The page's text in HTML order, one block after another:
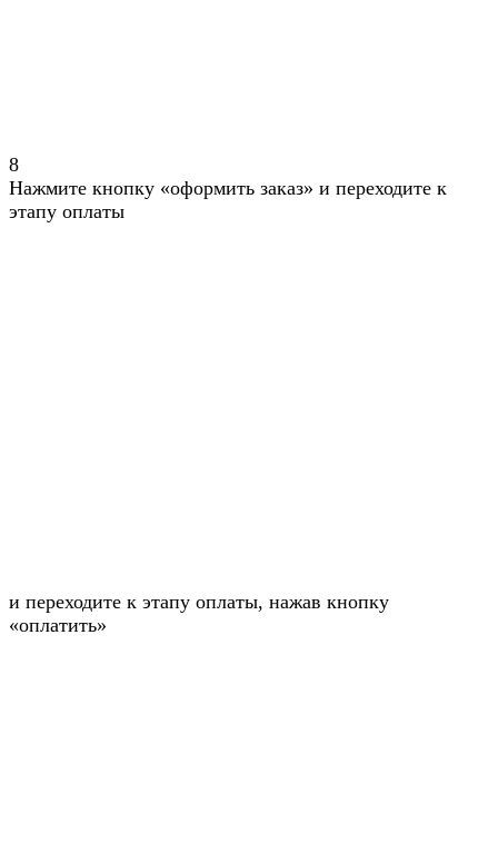
8
Нажмите кнопку «оформить заказ» и переходите к
этапу оплаты
и переходите к этапу оплаты, нажав кнопку
«оплатить»